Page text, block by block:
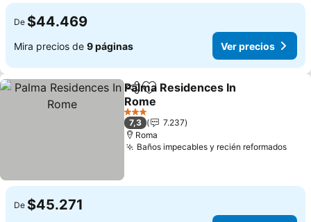
De $44.469
Mira precios de 9 páginas Ver precios
CompartirAgregar a favoritos
Palma Residences In
Rome
Ver precios
3 Estrellas
7,3
7.237
Roma
Baños impecables y recién reformadosVer
De $45.271